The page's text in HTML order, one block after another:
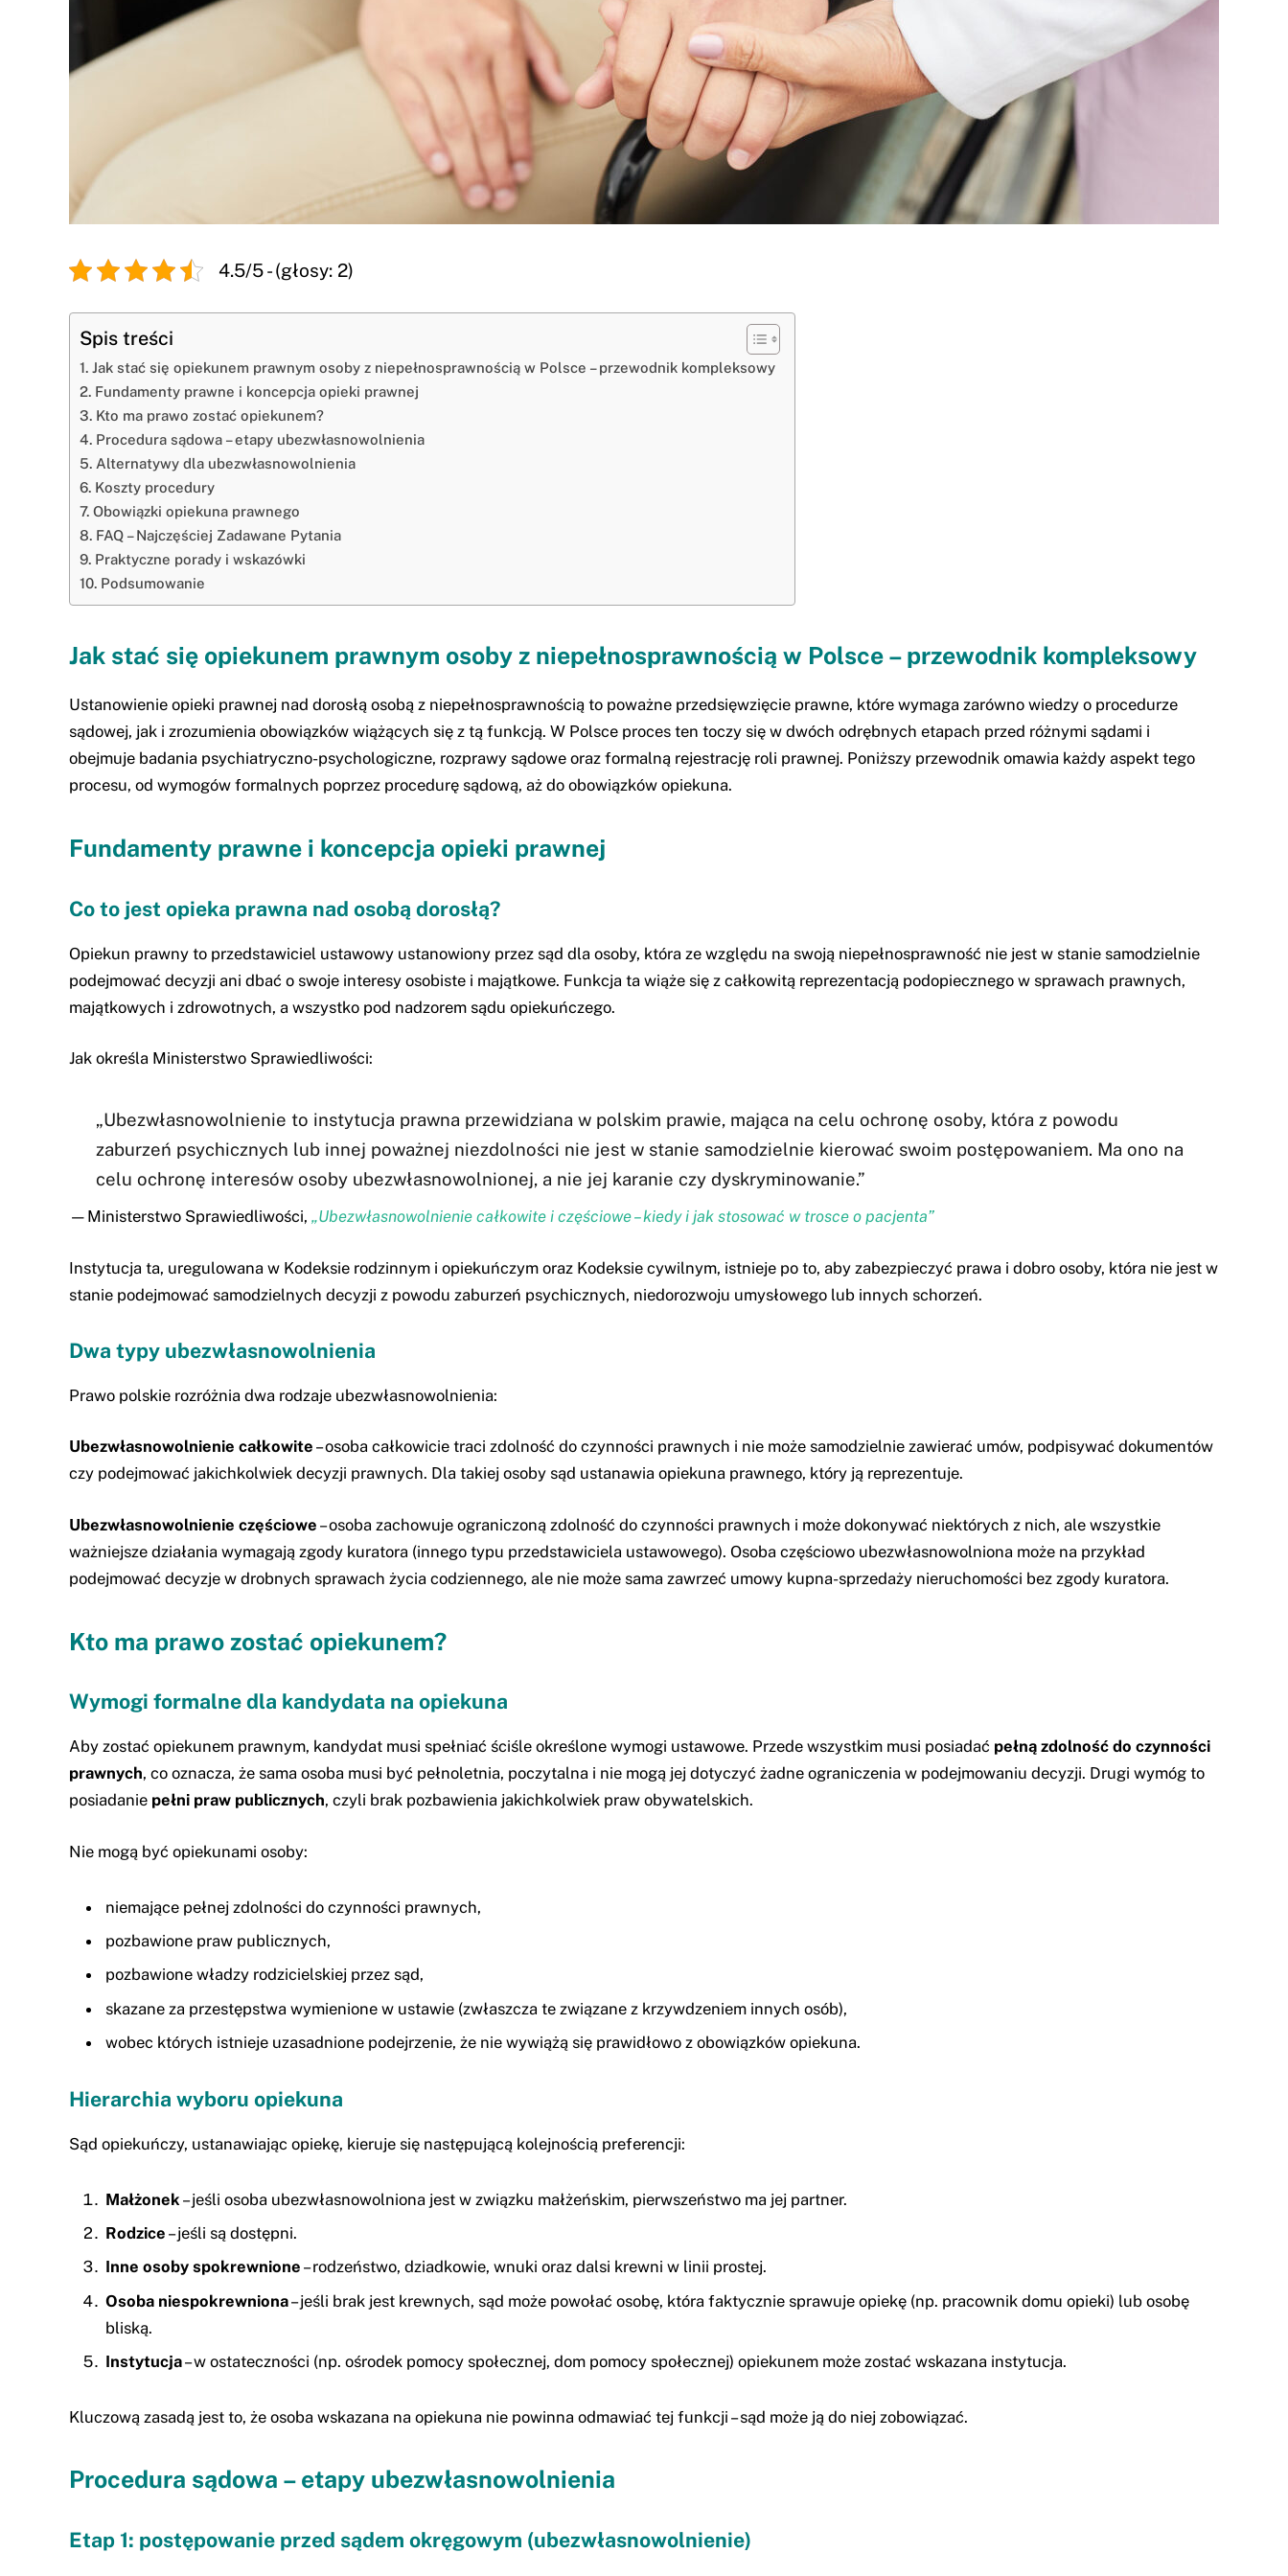
4.5/5 - (głosy: 2)
Spis treści
Jak stać się opiekunem prawnym osoby z niepełnosprawnością w Polsce – przewodnik kompleksowy
Fundamenty prawne i koncepcja opieki prawnej
Kto ma prawo zostać opiekunem?
Procedura sądowa – etapy ubezwłasnowolnienia
Alternatywy dla ubezwłasnowolnienia
Koszty procedury
Obowiązki opiekuna prawnego
FAQ – Najczęściej Zadawane Pytania
Praktyczne porady i wskazówki
Podsumowanie
Jak stać się opiekunem prawnym osoby z niepełnosprawnością w Polsce – przewodnik kompleksowy
Ustanowienie opieki prawnej nad dorosłą osobą z niepełnosprawnością to poważne przedsięwzięcie prawne, które wymaga zarówno wiedzy o procedurze
sądowej, jak i zrozumienia obowiązków wiążących się z tą funkcją. W Polsce proces ten toczy się w dwóch odrębnych etapach przed różnymi sądami i
obejmuje badania psychiatryczno-psychologiczne, rozprawy sądowe oraz formalną rejestrację roli prawnej. Poniższy przewodnik omawia każdy aspekt tego
procesu, od wymogów formalnych poprzez procedurę sądową, aż do obowiązków opiekuna.
Fundamenty prawne i koncepcja opieki prawnej
Co to jest opieka prawna nad osobą dorosłą?
Opiekun prawny to przedstawiciel ustawowy ustanowiony przez sąd dla osoby, która ze względu na swoją niepełnosprawność nie jest w stanie samodzielnie
podejmować decyzji ani dbać o swoje interesy osobiste i majątkowe. Funkcja ta wiąże się z całkowitą reprezentacją podopiecznego w sprawach prawnych,
majątkowych i zdrowotnych, a wszystko pod nadzorem sądu opiekuńczego.
Jak określa Ministerstwo Sprawiedliwości:
„Ubezwłasnowolnienie to instytucja prawna przewidziana w polskim prawie, mająca na celu ochronę osoby, która z powodu
zaburzeń psychicznych lub innej poważnej niezdolności nie jest w stanie samodzielnie kierować swoim postępowaniem. Ma ono na
celu ochronę interesów osoby ubezwłasnowolnionej, a nie jej karanie czy dyskryminowanie.”
—Ministerstwo Sprawiedliwości, „Ubezwłasnowolnienie całkowite i częściowe – kiedy i jak stosować w trosce o pacjenta”
Instytucja ta, uregulowana w Kodeksie rodzinnym i opiekuńczym oraz Kodeksie cywilnym, istnieje po to, aby zabezpieczyć prawa i dobro osoby, która nie jest w
stanie podejmować samodzielnych decyzji z powodu zaburzeń psychicznych, niedorozwoju umysłowego lub innych schorzeń.
Dwa typy ubezwłasnowolnienia
Prawo polskie rozróżnia dwa rodzaje ubezwłasnowolnienia:
Ubezwłasnowolnienie całkowite – osoba całkowicie traci zdolność do czynności prawnych i nie może samodzielnie zawierać umów, podpisywać dokumentów
czy podejmować jakichkolwiek decyzji prawnych. Dla takiej osoby sąd ustanawia opiekuna prawnego, który ją reprezentuje.
Ubezwłasnowolnienie częściowe – osoba zachowuje ograniczoną zdolność do czynności prawnych i może dokonywać niektórych z nich, ale wszystkie
ważniejsze działania wymagają zgody kuratora (innego typu przedstawiciela ustawowego). Osoba częściowo ubezwłasnowolniona może na przykład
podejmować decyzje w drobnych sprawach życia codziennego, ale nie może sama zawrzeć umowy kupna-sprzedaży nieruchomości bez zgody kuratora.
Kto ma prawo zostać opiekunem?
Wymogi formalne dla kandydata na opiekuna
Aby zostać opiekunem prawnym, kandydat musi spełniać ściśle określone wymogi ustawowe. Przede wszystkim musi posiadać pełną zdolność do czynności
prawnych, co oznacza, że sama osoba musi być pełnoletnia, poczytalna i nie mogą jej dotyczyć żadne ograniczenia w podejmowaniu decyzji. Drugi wymóg to
posiadanie pełni praw publicznych, czyli brak pozbawienia jakichkolwiek praw obywatelskich.
Nie mogą być opiekunami osoby:
niemające pełnej zdolności do czynności prawnych,
pozbawione praw publicznych,
pozbawione władzy rodzicielskiej przez sąd,
skazane za przestępstwa wymienione w ustawie (zwłaszcza te związane z krzywdzeniem innych osób),
wobec których istnieje uzasadnione podejrzenie, że nie wywiążą się prawidłowo z obowiązków opiekuna.
Hierarchia wyboru opiekuna
Sąd opiekuńczy, ustanawiając opiekę, kieruje się następującą kolejnością preferencji:
Małżonek – jeśli osoba ubezwłasnowolniona jest w związku małżeńskim, pierwszeństwo ma jej partner.
Rodzice – jeśli są dostępni.
Inne osoby spokrewnione – rodzeństwo, dziadkowie, wnuki oraz dalsi krewni w linii prostej.
Osoba niespokrewniona– jeśli brak jest krewnych, sąd może powołać osobę, która faktycznie sprawuje opiekę (np. pracownik domu opieki) lub osobę
bliską.
Instytucja– w ostateczności (np. ośrodek pomocy społecznej, dom pomocy społecznej) opiekunem może zostać wskazana instytucja.
Kluczową zasadą jest to, że osoba wskazana na opiekuna nie powinna odmawiać tej funkcji – sąd może ją do niej zobowiązać.
Procedura sądowa – etapy ubezwłasnowolnienia
Etap 1: postępowanie przed sądem okręgowym (ubezwłasnowolnienie)